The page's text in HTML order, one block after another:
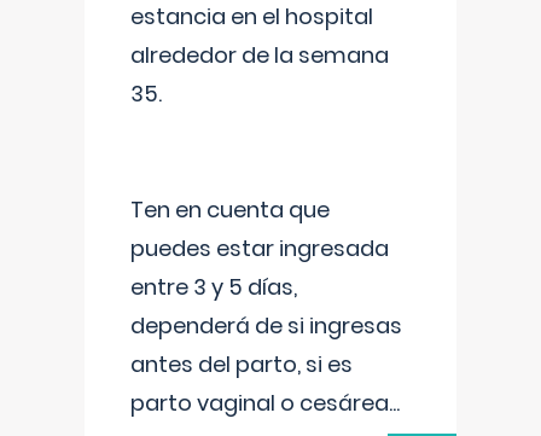
estancia en el hospital
alrededor de la semana
35.
Ten en cuenta que
puedes estar ingresada
entre 3 y 5 días,
dependerá de si ingresas
antes del parto, si es
parto vaginal o cesárea...